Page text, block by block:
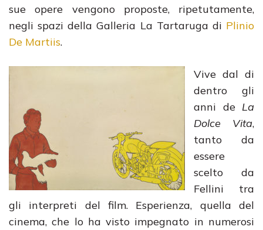
sue opere vengono proposte, ripetutamente,
negli spazi della Galleria La Tartaruga di Plinio
De Martiis.
Vive dal di
dentro gli
anni de La
Dolce Vita,
tanto da
essere
scelto da
Fellini tra
gli interpreti del film. Esperienza, quella del
cinema, che lo ha visto impegnato in numerosi